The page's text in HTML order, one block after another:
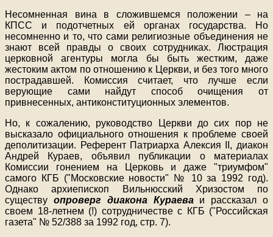
Несомненная вина в сложившемся положении – на
КПСС и подотчетных ей органах государства. Но
несомненно и то, что сами религиозные объединения не
знают всей правды о своих сотрудниках. Люстрация
церковной агентуры могла бы быть жестким, даже
жестоким актом по отношению к Церкви, и без того много
пострадавшей. Комиссия считает, что лучше если
верующие сами найдут способ очищения от
привнесенных, антиконституционных элементов.
Но, к сожалению, руководство Церкви до сих пор не
высказало официального отношения к проблеме своей
деполитизации. Референт Патриарха Алексия II, диакон
Андрей Кураев, объявил публикации о материалах
Комиссии гонением на Церковь и даже "триумфом"
самого КГБ ("Московские новости" № 10 за 1992 год).
Однако архиепископ Вильнюсский Хризостом по
существу опроверг диакона Кураеваи рассказал о
своем 18-летнем (!) сотрудничестве с КГБ ("Российская
газета" № 52/388 за 1992 год, стр. 7).